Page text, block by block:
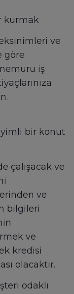
kurmak
ve
göre
iş
bir konut
çalışacak ve
ve
bilgileri
ve
kredisi
olacaktır.
odaklı